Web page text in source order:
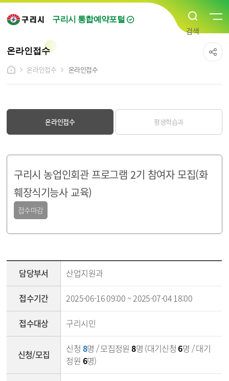
구리시 통합예약포털
온라인접수
온라인접수
온라인접수
온라인접수 평생학습과
구리시 농업인회관 프로그램 2기 참여자 모집(화
훼장식기능사 교육)
접수마감
담당부서 산업지원과
접수기간 2025-06-16 09:00 ~ 2025-07-04 18:00
접수대상 구리시민
신청/모집 신청 8명 / 모집정원8명 (대기신청6명 / 대기
정원 6명)